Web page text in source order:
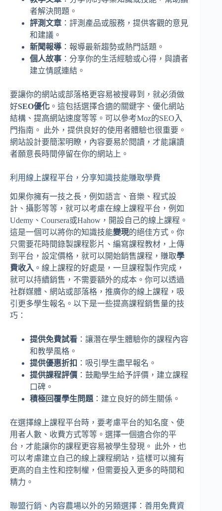
者解決問題。
評測文章 ：評測產品或服務，提供客觀的意見
和建議。
新聞報導 ：報導最新趨勢或熱門話題。
個人故事 ：分享你的生活經驗或心得，與讀者
建立情感連結。
要讓你的網站或部落格更容易被搜尋到，就必須做
好SEO優化 。這包括選擇合適的關鍵字、優化網站
結構、提高網站速度等等。可以參考Moz的SEO入
門指南。 此外，提供良好的使用者體驗也很重要。
網站設計要簡潔明瞭，內容要易於閱讀，才能讓讀
者願意長時間停留在你的網站上。
利用線上課程平台，分享知識技能賺取學費
如果你擁有一技之長，例如語言、音樂、程式設
計、攝影等等，就可以考慮在線上課程平台，例如
Udemy、Coursera或Hahow，開設自己的線上課程。
這是一個可以將你的知識技能變現的絕佳方式。你
只需要花時間錄製課程影片、編寫課程教材，上傳
到平台，設定價格，就可以開始銷售課程，賺取學
費收入 。線上課程的好處是，一旦課程製作完成，
就可以持續銷售，不需要額外的成本。你可以透過
社群媒體、網站或部落格，推廣你的線上課程，吸
引更多學生報名。以下是一些提高課程銷售量的技
巧：
提供免費試看 ：讓潛在學生體驗你的課程內容
和教學風格。
提供優惠折扣 ：吸引學生盡早報名。
提供課程評價 ：鼓勵學生給予評價，建立課程
口碑。
積極回覆學生問題 ：建立良好的師生關係。
在選擇線上課程平台時，要考慮平台的知名度、使
用者人數、收費方式等等。選擇一個適合你的平
台，才能讓你的課程更容易被學生發現。 此外，也
可以考慮建立自己的線上課程網站，這樣可以擁有
更高的自主性和控制權，但需要投入更多的時間和
精力。
聯盟行銷、內容農場以外的另類選擇：善用免費資